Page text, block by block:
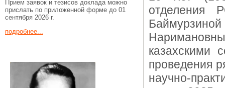
Прием заявок и тезисов доклада можно
прислать по приложенной форме до 01
сентября 2026 г.
подробнее...
отделения
казахскими
проведения
научно-